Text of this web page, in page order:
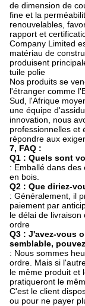
de dimension de
fine et la
renouvelables,
rapport et
Company Limited
matériau de
produisent
tuile polie
Nos produits se
l'étranger comme
Sud, l'Afrique
une équipe
innovation, nous
professionnelles et
répondre aux
7, FAQ :
Q1 : Quels sont
: Emballé dans
en bois.
Q2 : Que diriez-
: Généralement, il
paiement par
le délai de
ordre
Q3 : J'avez-vous
semblable,
: Nous sommes
ordre. Mais si
le même produit et
pratiqueront le
C'est le client
ou pour ne payer